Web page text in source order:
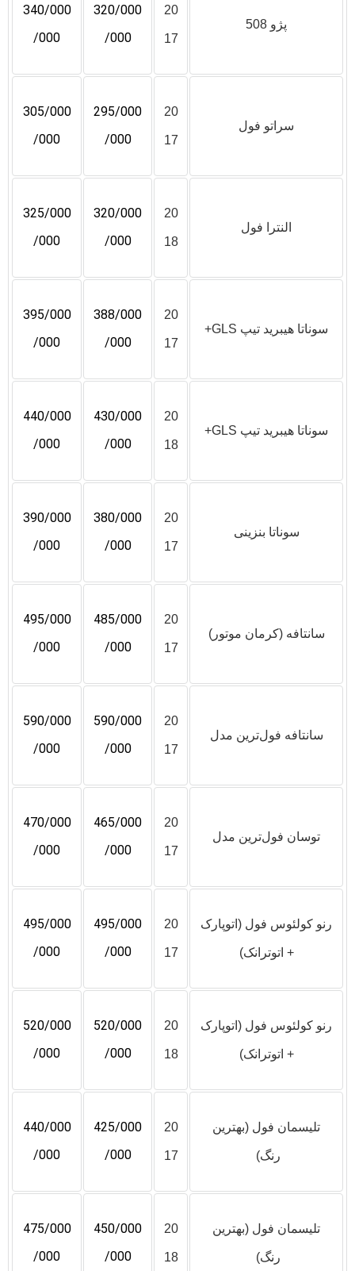
پژو 508
20
17
320/000
/000
340/000
/000
سراتو فول
20
17
295/000
/000
305/000
/000
النترا فول
20
18
320/000
/000
325/000
/000
سوناتا هیبرید تیپ GLS+
20
17
388/000
/000
395/000
/000
سوناتا هیبرید تیپ GLS+
20
18
430/000
/000
440/000
/000
سوناتا بنزینی
20
17
380/000
/000
390/000
/000
سانتافه (کرمان موتور)
20
17
485/000
/000
495/000
/000
سانتافه فول‌ترین مدل
20
17
590/000
/000
590/000
/000
توسان فول‌ترین مدل
20
17
465/000
/000
470/000
/000
رنو کولئوس فول (اتوپارک
+ اتوترانک)
20
17
495/000
/000
495/000
/000
رنو کولئوس فول (اتوپارک
+ اتوترانک)
20
18
520/000
/000
520/000
/000
تلیسمان فول (بهترین
رنگ)
20
17
425/000
/000
440/000
/000
تلیسمان فول (بهترین
رنگ)
20
18
450/000
/000
475/000
/000